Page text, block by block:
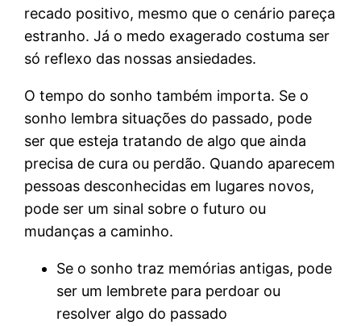
recado positivo, mesmo que o cenário pareça
estranho. Já o medo exagerado costuma ser
só reflexo das nossas ansiedades.
O tempo do sonho também importa. Se o
sonho lembra situações do passado, pode
ser que esteja tratando de algo que ainda
precisa de cura ou perdão. Quando aparecem
pessoas desconhecidas em lugares novos,
pode ser um sinal sobre o futuro ou
mudanças a caminho.
Se o sonho traz memórias antigas, pode
ser um lembrete para perdoar ou
resolver algo do passado